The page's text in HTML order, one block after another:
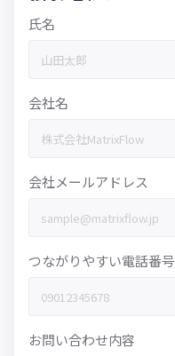
氏名
会社名
会社メールアドレス
つながりやすい電話番号
お問い合わせ内容